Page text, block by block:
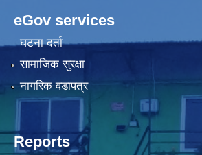
eGov services
घटना दर्ता
सामाजिक सुरक्षा
नागरिक वडापत्र
Reports